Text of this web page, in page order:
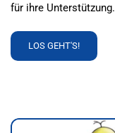
für ihre Unterstützung.
READ
MORE
LOS GEHT'S!